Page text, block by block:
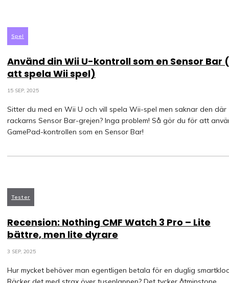
Spel
Använd din Wii U-kontroll som en Sensor Bar
att spela Wii spel)
15 SEP, 2025
Sitter du med en Wii U och vill spela Wii-spel men saknar den där
rackarns Sensor Bar-grejen? Inga problem! Så gör du för att
GamePad-kontrollen som en Sensor Bar!
Tester
Recension: Nothing CMF Watch 3 Pro – Lite
bättre, men lite dyrare
3 SEP, 2025
Hur mycket behöver man egentligen betala för en duglig